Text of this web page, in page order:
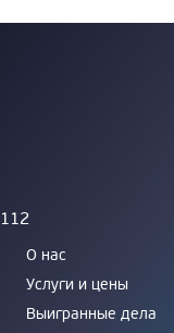
О нас
Услуги и цены
Выигранные дела